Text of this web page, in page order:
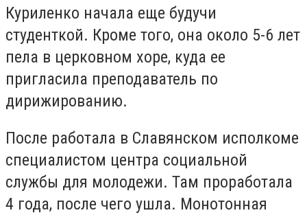
Куриленко начала еще будучи
студенткой. Кроме того, она около 5-6 лет
пела в церковном хоре, куда ее
пригласила преподаватель по
дирижированию.
После работала в Славянском исполкоме
специалистом центра социальной
службы для молодежи. Там проработала
4 года, после чего ушла. Монотонная